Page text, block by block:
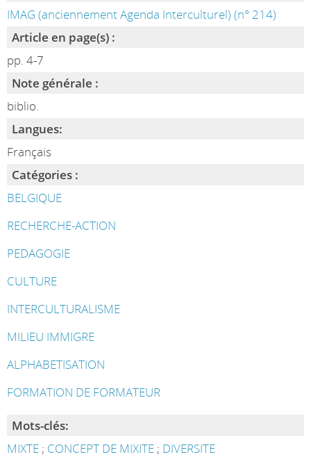
IMAG (anciennement Agenda Interculturel) (n° 214)
Article en page(s) :
pp. 4-7
Note générale :
biblio.
Langues:
Français
Catégories :
BELGIQUE
RECHERCHE-ACTION
PEDAGOGIE
CULTURE
INTERCULTURALISME
MILIEU IMMIGRE
ALPHABETISATION
FORMATION DE FORMATEUR
Mots-clés:
MIXTE ; CONCEPT DE MIXITE ; DIVERSITE